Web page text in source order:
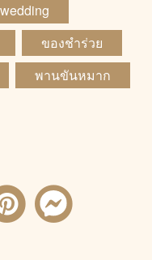
ของชำร่วย
พานขันหมาก